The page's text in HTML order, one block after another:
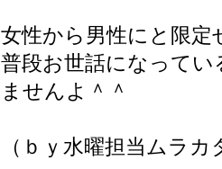
女性から男性にと限定
普段お世話になって
ませんよ＾＾
（ｂｙ水曜担当ムラカ